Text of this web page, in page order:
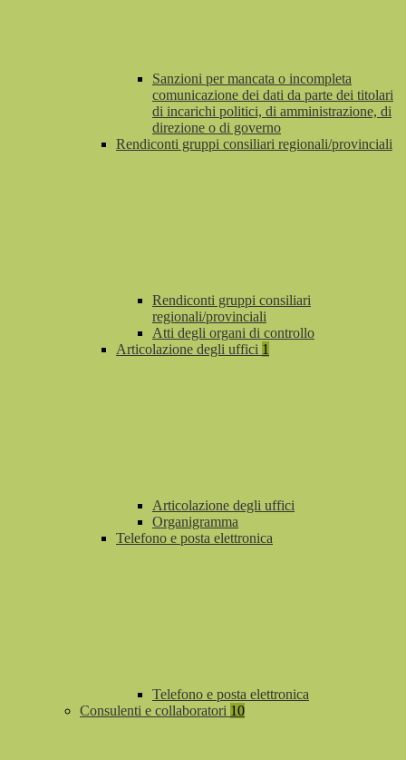
Sanzioni per mancata o incompleta
comunicazione dei dati da parte dei titolari
di incarichi politici, di amministrazione, di
direzione o di governo
Rendiconti gruppi consiliari regionali/provinciali
Rendiconti gruppi consiliari
regionali/provinciali
Atti degli organi di controllo
Articolazione degli uffici 1
Articolazione degli uffici
Organigramma
Telefono e posta elettronica
Telefono e posta elettronica
Consulenti e collaboratori 10